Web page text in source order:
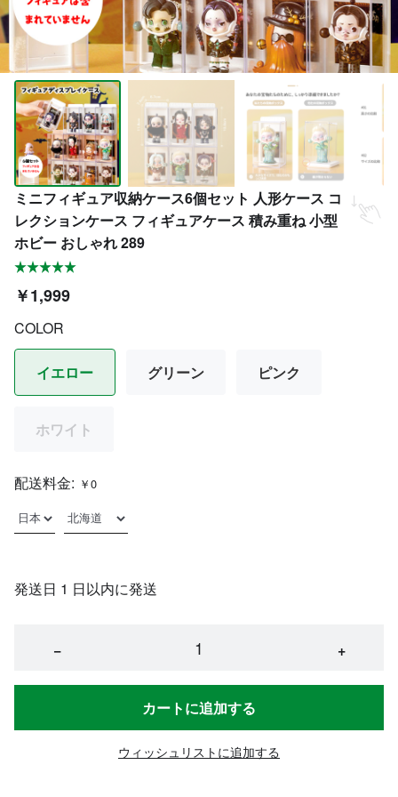
ミニフィギュア収納ケース6個セット 人形ケース コ
レクションケース フィギュアケース 積み重ね 小型
ホビー おしゃれ 289
￥1,999
COLOR
イエロー グリーン ピンク
ホワイト
配送料金: ￥0
発送日 1 日以内に発送
− +
カートに追加する
ウィッシュリストに追加する